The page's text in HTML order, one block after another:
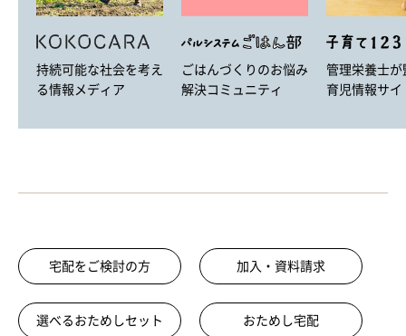
持続可能な社会を考え
る情報メディア
ごはんづくりのお悩み
解決コミュニティ
管理栄養士が
育児情報サイ
宅配をご検討の方 加入・資料請求
選べるおためしセット おためし宅配